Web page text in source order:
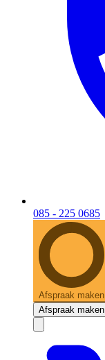
085 - 225 0685
Afspraak maken
Afspraak maken